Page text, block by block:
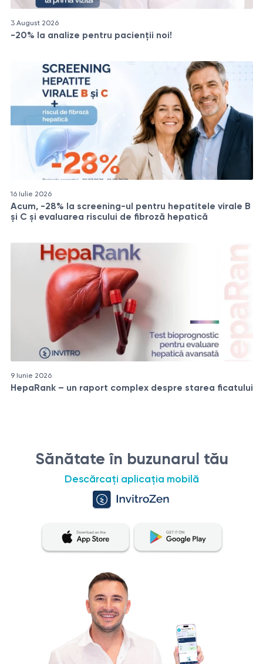
3 August 2026
-20% la analize pentru pacienții noi!
16 Iulie 2026
Acum, -28% la screening-ul pentru hepatitele virale B
și C și evaluarea riscului de fibroză hepatică
9 Iunie 2026
HepaRank – un raport complex despre starea ficatului
Sănătate în buzunarul tău
Descărcați aplicația mobilă